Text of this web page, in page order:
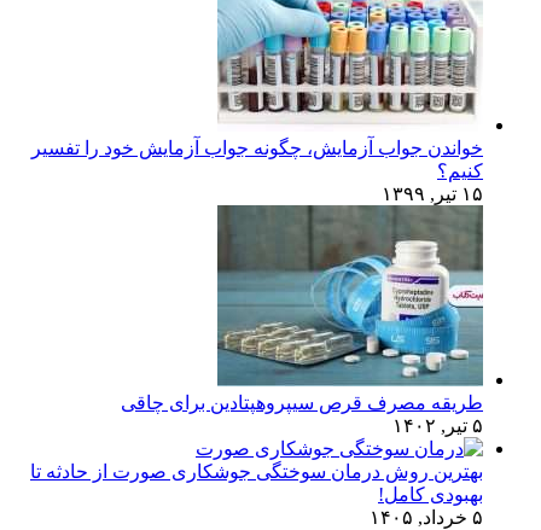
خواندن جواب آزمایش، چگونه جواب آزمایش خود را تفسیر
کنیم؟
۱۵ تیر, ۱۳۹۹
طریقه مصرف قرص سیپروهپتادین برای چاقی
۵ تیر, ۱۴۰۲
بهترین روش درمان سوختگی جوشکاری صورت از حادثه تا
بهبودی کامل!
۵ خرداد, ۱۴۰۵